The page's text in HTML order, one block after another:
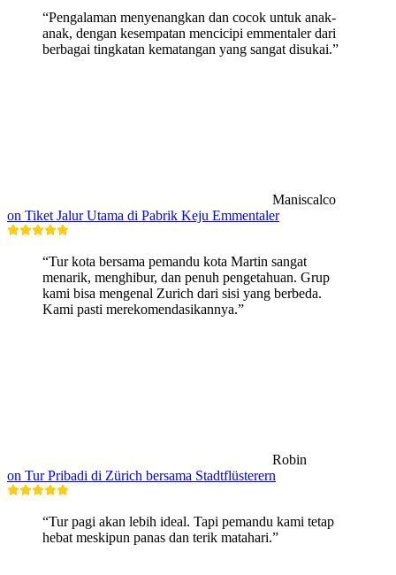
“Pengalaman menyenangkan dan cocok untuk anak-
anak, dengan kesempatan mencicipi emmentaler dari
berbagai tingkatan kematangan yang sangat disukai.”
Maniscalco
on Tiket Jalur Utama di Pabrik Keju Emmentaler
“Tur kota bersama pemandu kota Martin sangat
menarik, menghibur, dan penuh pengetahuan. Grup
kami bisa mengenal Zurich dari sisi yang berbeda.
Kami pasti merekomendasikannya.”
Robin
on Tur Pribadi di Zürich bersama Stadtflüsterern
“Tur pagi akan lebih ideal. Tapi pemandu kami tetap
hebat meskipun panas dan terik matahari.”